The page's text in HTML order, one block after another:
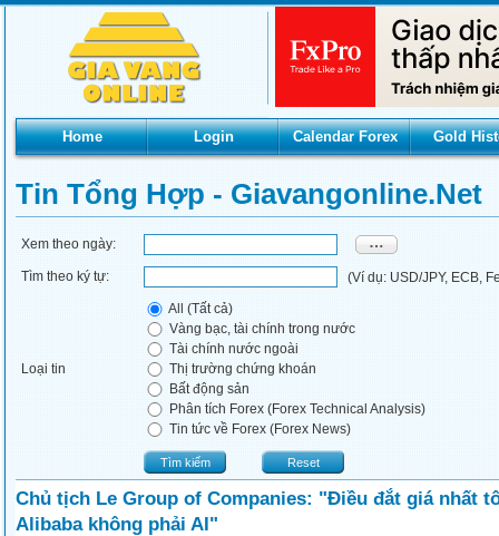
Home Login Calendar Forex Gold
Tin Tổng Hợp - Giavangonline.net
Xem theo ngày:
Tìm theo ký tự: (Ví dụ: USD/JPY, ECB,
Loại tin
All (Tất cả)
Vàng bạc, tài chính trong nước
Tài chính nước ngoài
Thị trường chứng khoán
Bất động sản
Phân tích Forex (Forex Technical Analysis)
Tin tức về Forex (Forex News)
Tìm kiếm Reset
Chủ tịch Le Group of Companies: "Điều đắt giá nhất
Alibaba không phải AI"